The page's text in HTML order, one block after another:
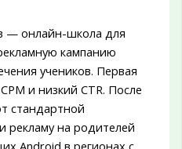
— онлайн-школа для
кампанию
учеников. Первая
и низкий CTR. После
стандартной
рекламу на родителей